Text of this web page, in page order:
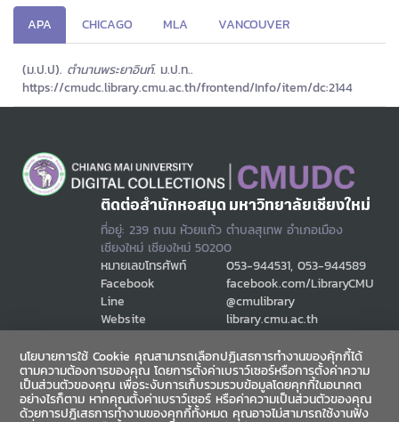
APA CHICAGO MLA VANCOUVER
(ม.ป.ป). ตำนานพระยาอินท์. ม.ป.ท..
https://cmudc.library.cmu.ac.th/frontend/Info/item/dc:2144
ติดต่อสำนักหอสมุด มหาวิทยาลัยเชียงใหม่
ที่อยู่: 239 ถนน ห้วยแก้ว ตำบลสุเทพ อำเภอเมือง
เชียงใหม่ เชียงใหม่ 50200
หมายเลขโทรศัพท์ 053-944531, 053-944589
Facebook
facebook.com/LibraryCMU
Line
@cmulibrary
Website
library.cmu.ac.th
ช่องทางสื่อสาร
นโยบายการใช้ Cookie คุณสามารถเลือกปฏิเสธการทำงานของคุ้กกี้ได้
ตามความต้องการของคุณ โดยการตั้งค่าเบราว์เซอร์หรือการตั้งค่าความ
เป็นส่วนตัวของคุณ เพื่อระงับการเก็บรวมรวบข้อมูลโดยคุกกี้ในอนาคต
อย่างไรก็ตาม หากคุณตั้งค่าเบราว์เซอร์ หรือค่าความเป็นส่วนตัวของคุณ
ด้วยการปฎิเสธการทำงานของคุกกี้ทั้งหมด คุณอาจไม่สามารถใช้งานฟัง